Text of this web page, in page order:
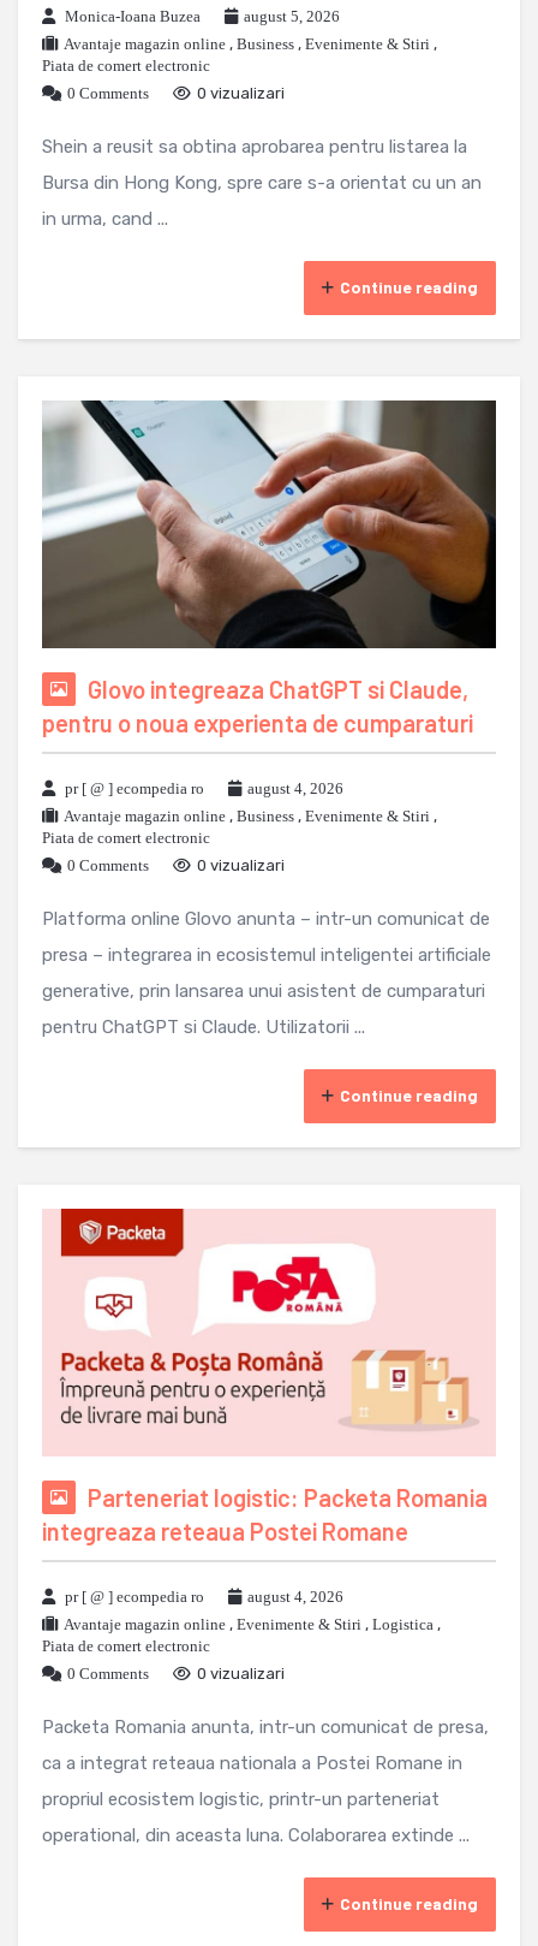
Monica-Ioana Buzea
august 5, 2026
Avantaje magazin online , Business , Evenimente & Stiri ,
Piata de comert electronic
0 Comments
0 vizualizari
Shein a reusit sa obtina aprobarea pentru listarea la
Bursa din Hong Kong, spre care s-a orientat cu un an
in urma, cand ...
Continue reading
Glovo integreaza ChatGPT si Claude,
pentru o noua experienta de cumparaturi
pr [ @ ] ecompedia ro
august 4, 2026
Avantaje magazin online , Business , Evenimente & Stiri ,
Piata de comert electronic
0 Comments
0 vizualizari
Platforma online Glovo anunta – intr-un comunicat de
presa – integrarea in ecosistemul inteligentei artificiale
generative, prin lansarea unui asistent de cumparaturi
pentru ChatGPT si Claude. Utilizatorii ...
Continue reading
Parteneriat logistic: Packeta Romania
integreaza reteaua Postei Romane
pr [ @ ] ecompedia ro
august 4, 2026
Avantaje magazin online , Evenimente & Stiri , Logistica ,
Piata de comert electronic
0 Comments
0 vizualizari
Packeta Romania anunta, intr-un comunicat de presa,
ca a integrat reteaua nationala a Postei Romane in
propriul ecosistem logistic, printr-un parteneriat
operational, din aceasta luna. Colaborarea extinde ...
Continue reading